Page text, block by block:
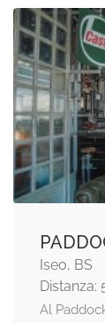
Iseo, BS
Distanza:
Al